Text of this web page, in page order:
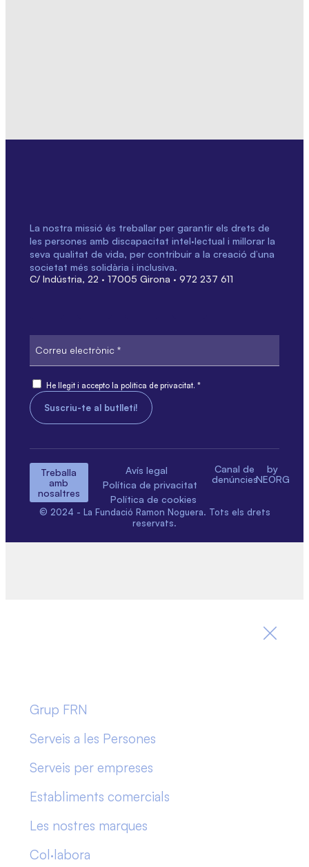
La nostra missió és treballar per garantir els drets de
les persones amb discapacitat intel·lectual i millorar la
seva qualitat de vida, per contribuir a la creació d’una
societat més solidària i inclusiva.
C/ Indústria, 22 · 17005 Girona · 972 237 611
electrònic
ConsentHe llegit i accepto la política de privacitat. *
Treballa
amb
nosaltres
Avís legal
Política de privacitat
Política de cookies
Canal de
denúncies
by
NEORG
© 2024 - La Fundació Ramon Noguera. Tots els drets
reservats.
Grup FRN
Serveis a les Persones
Serveis per empreses
Establiments comercials
Les nostres marques
Col·labora